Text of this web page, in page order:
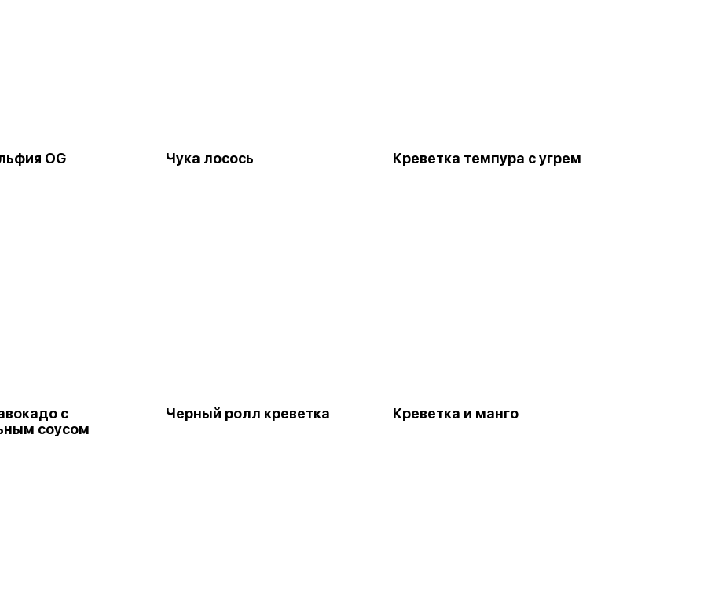
OG Чука лосось Креветка темпура с угрем
с
соусом
Черный ролл креветка Креветка и манго